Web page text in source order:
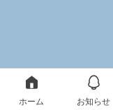
ホーム お知らせ